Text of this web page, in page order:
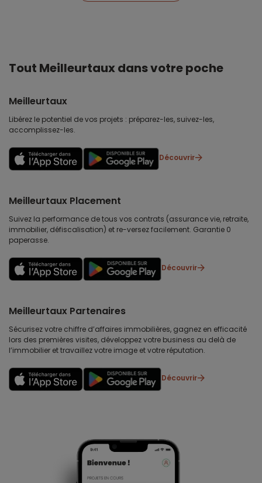
Tout Meilleurtaux dans votre poche
Meilleurtaux
Libérez le potentiel de vos projets : préparez-les, suivez-les,
accomplissez-les.
Découvrir
Meilleurtaux Placement
Suivez la performance de tous vos contrats (assurance vie, retraite,
immobilier, défiscalisation) et re-versez facilement. Garantie 0
paperasse.
Découvrir
Meilleurtaux Partenaires
Sécurisez votre chiffre d’affaires immobilières, gagnez en efficacité
lors des premières visites, développez votre business au delà de
l’immobilier et travaillez votre image et votre réputation.
Découvrir